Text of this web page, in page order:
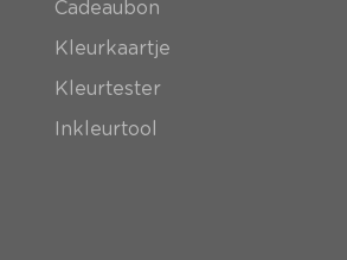
Cadeaubon
Kleurkaartje
Kleurtester
Inkleurtool